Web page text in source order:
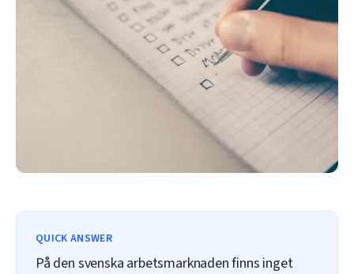
QUICK ANSWER
På den svenska arbetsmarknaden finns inget